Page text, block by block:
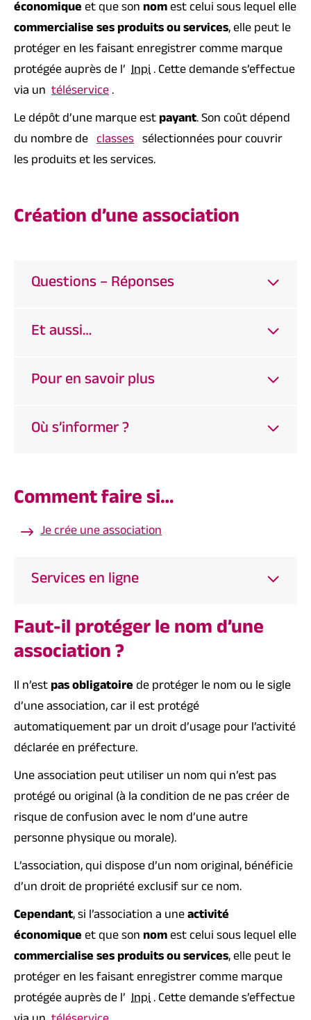
économiqueet que sonnomest celui sous lequel elle
commercialise ses produits ou services, elle peut le
protéger en les faisant enregistrer comme marque
protégée auprès de l’ Inpi. Cette demande s’effectue
via un téléservice.
Le dépôt d’une marque estpayant. Son coût dépend
du nombre de classes sélectionnées pour couvrir
les produits et les services.
Création d’une association
Questions – Réponses
Et aussi…
Pour en savoir plus
Où s’informer ?
Comment faire si…
Je crée une association
Services en ligne
Faut-il protéger le nom d’une
association ?
Il n’estpas obligatoirede protéger le nom ou le sigle
d’une association, car il est protégé
automatiquement par un droit d’usage pour l’activité
déclarée en préfecture.
Une association peut utiliser un nom qui n’est pas
protégé ou original (à la condition de ne pas créer de
risque de confusion avec le nom d’une autre
personne physique oumorale).
L’association, qui dispose d’un nom original, bénéficie
d’un droit de propriété exclusif sur ce nom.
Cependant, si l’association a uneactivité
économiqueet que sonnomest celui sous lequel elle
commercialise ses produits ou services, elle peut le
protéger en les faisant enregistrer comme marque
protégée auprès de l’ Inpi. Cette demande s’effectue